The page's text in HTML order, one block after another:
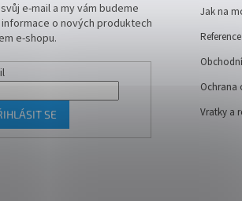
e-mail a my vám budeme
o nových produktech
e-shopu.
SE
Jak na
Ochrana
Vratky a